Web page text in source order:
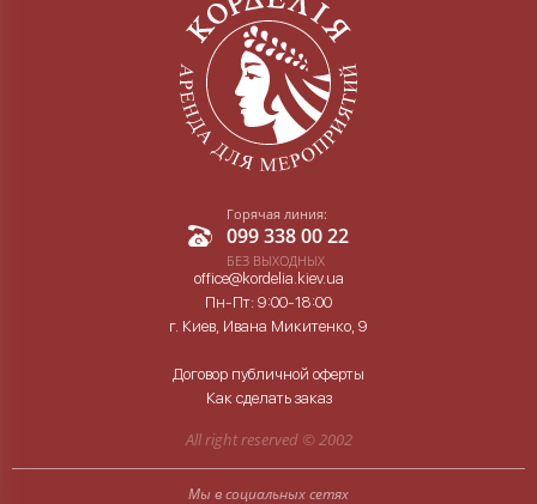
Горячая линия:
099 338 00 22
БЕЗ ВЫХОДНЫХ
office@kordelia.kiev.ua
Пн-Пт: 9:00-18:00
г. Киев, Ивана Микитенко, 9
Договор публичной оферты
Как сделать заказ
All right reserved ©2002
Мы в социальных сетях